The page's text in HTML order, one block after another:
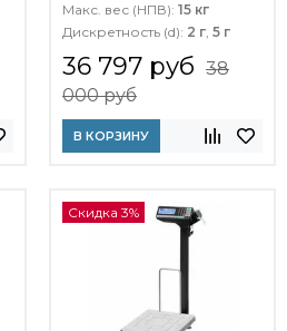
Макс. вес (НПВ): 15 кг
Дискретность (d): 2 г, 5 г
36 797 руб 38
000 руб
В КОРЗИНУ
Скидка 3%